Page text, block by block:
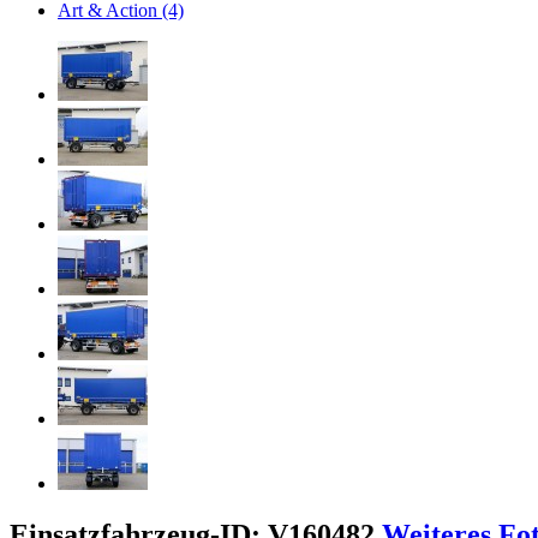
Art & Action (4)